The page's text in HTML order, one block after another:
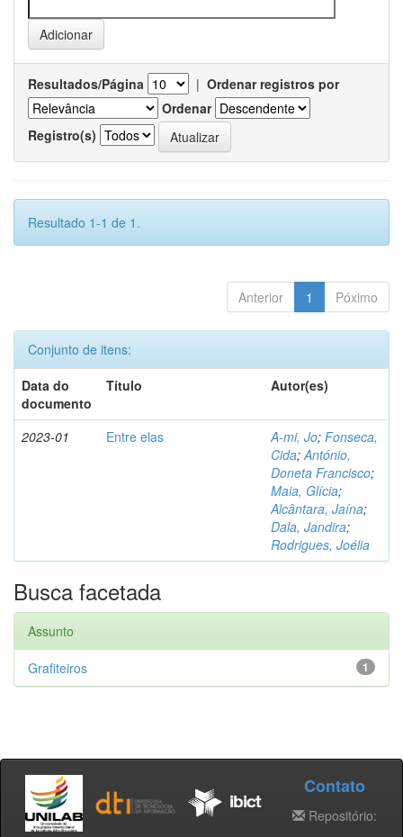
Resultados/Página | Ordenar registros por
Ordenar
Registro(s)
Resultado 1-1 de 1.
Anterior 1 Póximo
Conjunto de itens:
Data do
documento
Título Autor(es)
2023-01 Entre elas A-mi, Jo; Fonseca,
Cida;António,
Doneta Francisco;
Maia, Glícia;
Alcântara, Jaína;
Dala, Jandira;
Rodrigues, Joélia
Busca facetada
Assunto
1
Grafiteiros
Contato
Repositório: